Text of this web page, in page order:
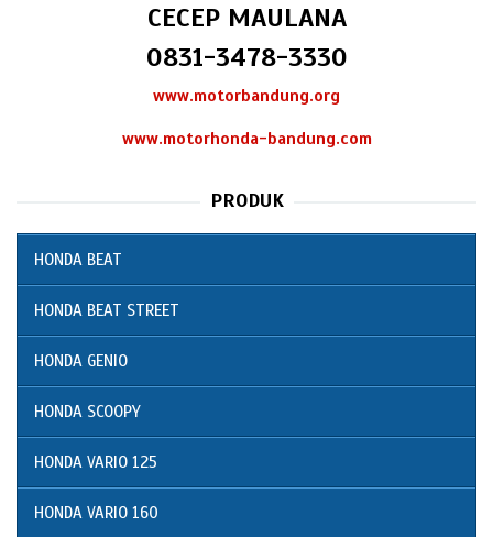
CECEP MAULANA
0831-3478-3330
www.motorbandung.org
www.motorhonda-bandung.com
PRODUK
HONDA BEAT
HONDA BEAT STREET
HONDA GENIO
HONDA SCOOPY
HONDA VARIO 125
HONDA VARIO 160